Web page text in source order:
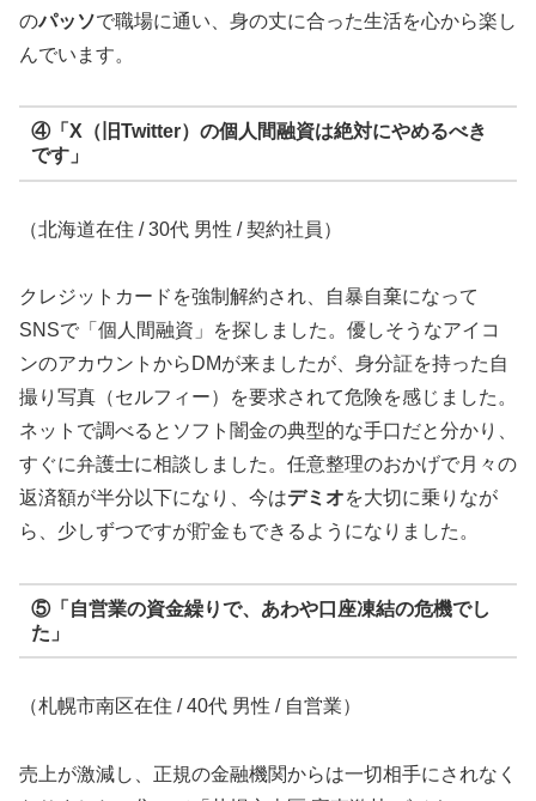
のパッソで職場に通い、身の丈に合った生活を心から楽し
んでいます。
④「X（旧Twitter）の個人間融資は絶対にやめるべき
です」
（北海道在住 / 30代 男性 / 契約社員）
クレジットカードを強制解約され、自暴自棄になって
SNSで「個人間融資」を探しました。優しそうなアイコ
ンのアカウントからDMが来ましたが、身分証を持った自
撮り写真（セルフィー）を要求されて危険を感じました。
ネットで調べるとソフト闇金の典型的な手口だと分かり、
すぐに弁護士に相談しました。任意整理のおかげで月々の
返済額が半分以下になり、今はデミオを大切に乗りなが
ら、少しずつですが貯金もできるようになりました。
⑤「自営業の資金繰りで、あわや口座凍結の危機でし
た」
（札幌市南区在住 / 40代 男性 / 自営業）
売上が激減し、正規の金融機関からは一切相手にされなく